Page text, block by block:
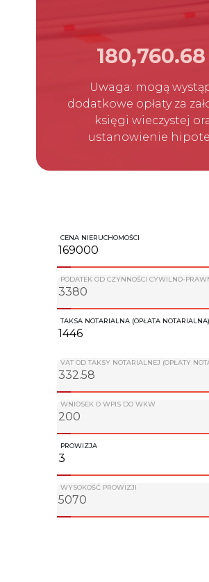
Uwaga: mogą
dodatkowe opłaty za
księgi wieczystej
ustanowienie
CENA NIERUCHOMOŚCI
PODATEK OD CZYNNOŚCI CYWILNO-
TAKSA NOTARIALNA (OPŁATA NOTARIALNA)
VAT OD TAKSY NOTARIALNEJ (OPŁATY
WNIOSEK O WPIS DO WKW
PROWIZJA
WYSOKOŚĆ PROWIZJI